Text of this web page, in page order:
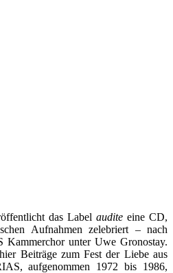
das Label audite eine CD,
Aufnahmen zelebriert – nach
unter Uwe Gronostay.
Beiträge zum Fest der Liebe aus
aufgenommen 1972 bis 1986,